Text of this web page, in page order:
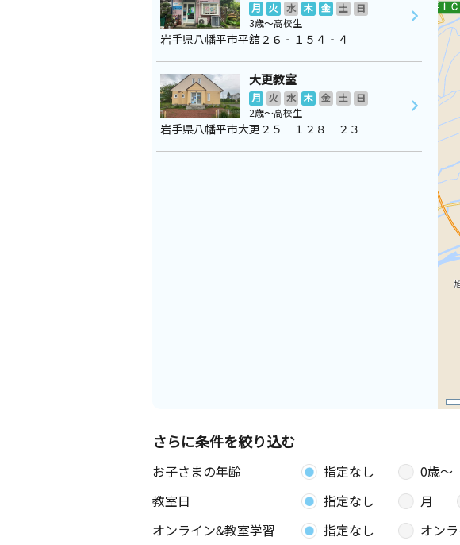
月 火 水 木 金 土
日
3歳～高校生
岩手県八幡平市平舘２６‐１５４‐４
大更教室
月 火 水 木 金 土
日
2歳～高校生
岩手県八幡平市大更２５－１２８－２３
さらに条件を絞り込む
お子さまの年齢 指定なし 0歳〜
教室日
指定なし 月
オンライン&教室学習
指定なし オン